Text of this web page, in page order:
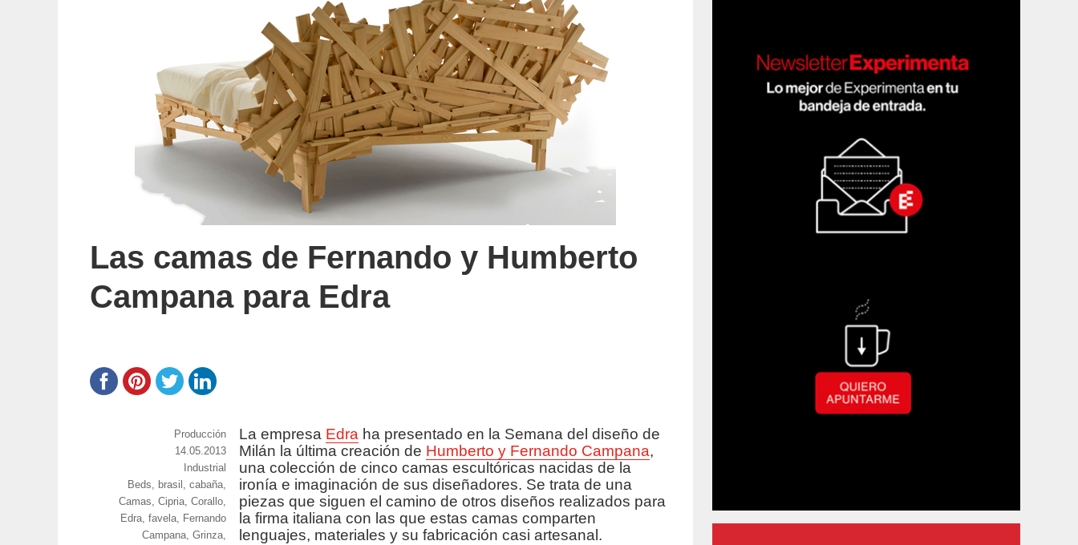
Las camas de Fernando y Humberto
Campana para Edra
La empresa Edra ha presentado en la Semana del diseño de
Milán la última creación de Humberto y Fernando Campana,
una colección de cinco camas escultóricas nacidas de la
ironía e imaginación de sus diseñadores. Se trata de una
piezas que siguen el camino de otros diseños realizados para
la firma italiana con las que estas camas comparten
lenguajes, materiales y su fabricación casi artesanal.
https://www.experimenta.es/author/produccion/
Producción
Publicado
14.05.2013
Categorías
Industrial
Etiquetas
Beds, brasil ,cabaña,
Camas,Cipria,Corallo,
Edra,favela, Fernando
Campana,Grinza,